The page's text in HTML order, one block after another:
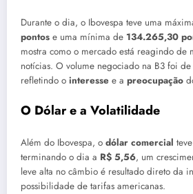
Durante o dia, o Ibovespa teve uma
pontos e uma mínima de 134.265,30
mostra como o mercado está reagindo de
notícias. O volume negociado na B3 foi de
refletindo o interesse e a preocupação
O Dólar e a Volatilidade
Além do Ibovespa, o dólar comercial
terminando o dia a R$ 5,56, um
leve alta no câmbio é resultado direto da
possibilidade de tarifas americanas.